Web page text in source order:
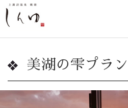
美湖の雫プラン